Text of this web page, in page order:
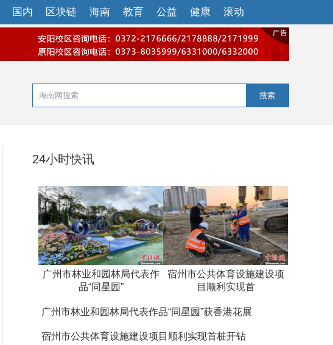
国内 区块链 海南 教育 公益 健康 滚动
搜索
24小时快讯
广州市林业和园林局代表作
品“同星园”
宿州市公共体育设施建设项
目顺利实现首
广州市林业和园林局代表作品“同星园”获香港花展
宿州市公共体育设施建设项目顺利实现首桩开钻